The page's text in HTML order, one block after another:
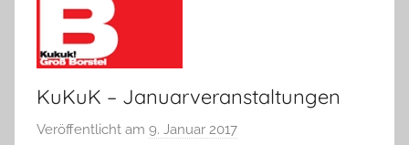
KuKuK – Januarveranstaltungen
Veröffentlicht am 9. Januar 2017